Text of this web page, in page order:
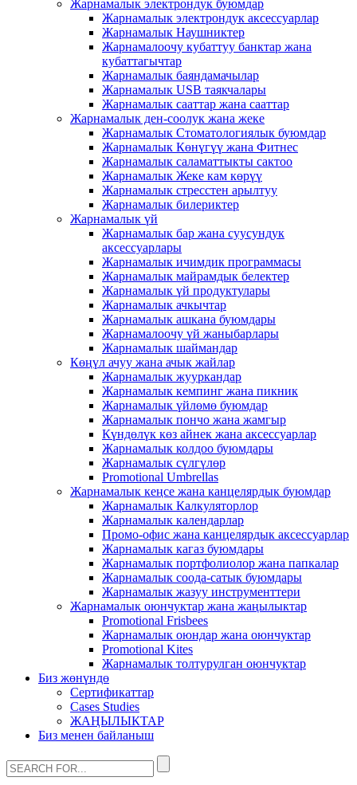
Жарнамалык электрондук буюмдар
Жарнамалык электрондук аксессуарлар
Жарнамалык Наушниктер
Жарнамалоочу кубаттуу банктар жана
кубаттагычтар
Жарнамалык баяндамачылар
Жарнамалык USB таякчалары
Жарнамалык сааттар жана сааттар
Жарнамалык ден-соолук жана жеке
Жарнамалык Стоматологиялык буюмдар
Жарнамалык Көнүгүү жана Фитнес
Жарнамалык саламаттыкты сактоо
Жарнамалык Жеке кам көрүү
Жарнамалык стресстен арылтуу
Жарнамалык билериктер
Жарнамалык үй
Жарнамалык бар жана суусундук
аксессуарлары
Жарнамалык ичимдик программасы
Жарнамалык майрамдык белектер
Жарнамалык үй продуктулары
Жарнамалык ачкычтар
Жарнамалык ашкана буюмдары
Жарнамалоочу үй жаныбарлары
Жарнамалык шаймандар
Көңүл ачуу жана ачык жайлар
Жарнамалык жууркандар
Жарнамалык кемпинг жана пикник
Жарнамалык үйлөмө буюмдар
Жарнамалык пончо жана жамгыр
Күндөлүк көз айнек жана аксессуарлар
Жарнамалык колдоо буюмдары
Жарнамалык сүлгүлөр
Promotional Umbrellas
Жарнамалык кеңсе жана канцелярдык буюмдар
Жарнамалык Калкуляторлор
Жарнамалык календарлар
Промо-офис жана канцелярдык аксессуарлар
Жарнамалык кагаз буюмдары
Жарнамалык портфолиолор жана папкалар
Жарнамалык соода-сатык буюмдары
Жарнамалык жазуу инструменттери
Жарнамалык оюнчуктар жана жаңылыктар
Promotional Frisbees
Жарнамалык оюндар жана оюнчуктар
Promotional Kites
Жарнамалык толтурулган оюнчуктар
Биз жөнүндө
Сертификаттар
Cases Studies
ЖАҢЫЛЫКТАР
Биз менен байланыш